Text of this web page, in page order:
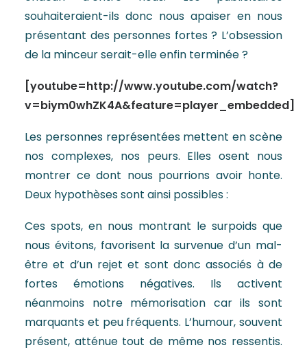
souhaiteraient-ils donc nous apaiser en nous
présentant des personnes fortes ? L’obsession
de la minceur serait-elle enfin terminée ?
[youtube=http://www.youtube.com/watch?
v=biym0whZK4A&feature=player_embedded]
Les personnes représentées mettent en scène
nos complexes, nos peurs. Elles osent nous
montrer ce dont nous pourrions avoir honte.
Deux hypothèses sont ainsi possibles :
Ces spots, en nous montrant le surpoids que
nous évitons, favorisent la survenue d’un mal-
être et d’un rejet et sont donc associés à de
fortes émotions négatives. Ils activent
néanmoins notre mémorisation car ils sont
marquants et peu fréquents. L’humour, souvent
présent, atténue tout de même nos ressentis.